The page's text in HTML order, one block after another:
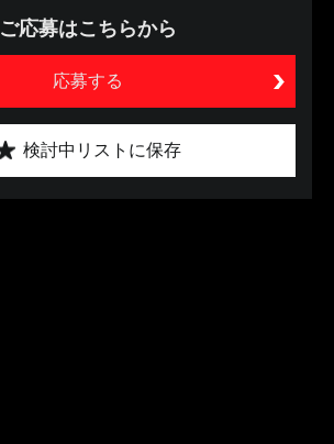
ご応募はこちらから
応募する
検討中リストに保存